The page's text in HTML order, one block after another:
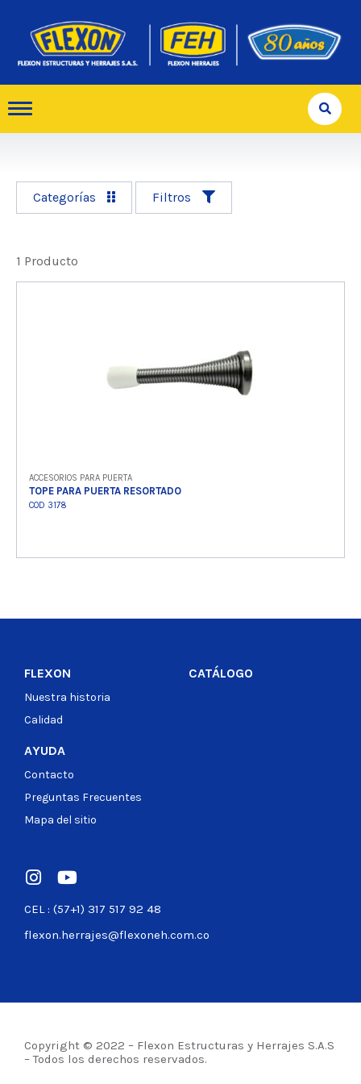
Categorías Filtros
1 Producto
ACCESORIOS PARA PUERTA
TOPE PARA PUERTA RESORTADO
COD 3178
CEL : (57+1) 317 517 92 48
flexon.herrajes@flexoneh.com.co
FLEXON
Nuestra historia
Calidad
CATÁLOGO
AYUDA
Contacto
Preguntas Frecuentes
Mapa del sitio
Copyright © 2022 – Flexon Estructuras y Herrajes S.A.S
– Todos los derechos reservados.